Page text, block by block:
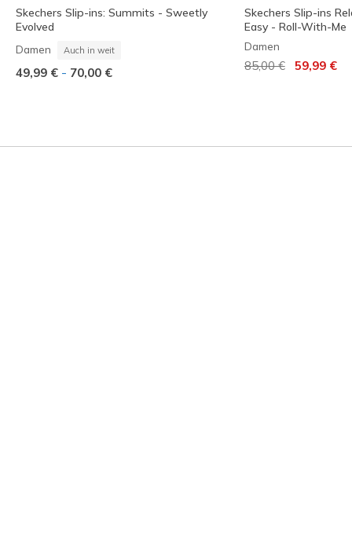
Skechers Slip-ins: Summits - Sweetly
Evolved
Damen Auch in weit
49,99 € - 70,00 €
Skechers Slip-ins
Easy - Roll-With-Me
Damen
Reduziert von
85,00 €auf59,99 €